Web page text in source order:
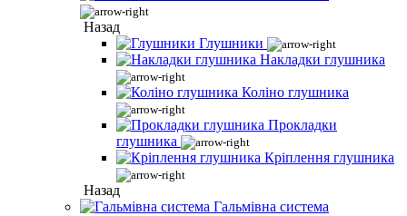
Назад
Глушники
Накладки глушника
Коліно глушника
Прокладки
глушника
Кріплення глушника
Назад
Гальмівна система